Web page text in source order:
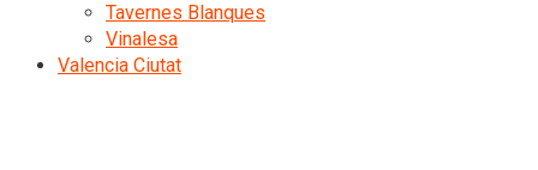
Tavernes Blanques
Vinalesa
Valencia Ciutat